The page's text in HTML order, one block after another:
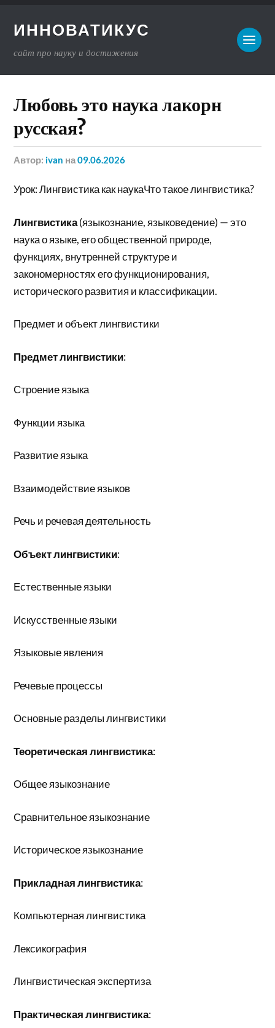
ИННОВАТИКУС
сайт про науку и достижения
Любовь это наука лакорн
русская?
Автор: ivan на09.06.2026
Урок: Лингвистика как наукаЧто такое лингвистика?
Лингвистика(языкознание, языковедение) — это
наука о языке, его общественной природе,
функциях, внутренней структуре и
закономерностях его функционирования,
исторического развития и классификации.
Предмет и объект лингвистики
Предмет лингвистики:
Строение языка
Функции языка
Развитие языка
Взаимодействие языков
Речь и речевая деятельность
Объект лингвистики:
Естественные языки
Искусственные языки
Языковые явления
Речевые процессы
Основные разделы лингвистики
Теоретическая лингвистика:
Общее языкознание
Сравнительное языкознание
Историческое языкознание
Прикладная лингвистика:
Компьютерная лингвистика
Лексикография
Лингвистическая экспертиза
Практическая лингвистика: